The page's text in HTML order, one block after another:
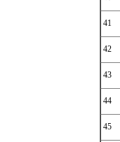
41
42
43
44
45